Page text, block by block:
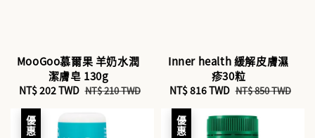
MooGoo慕爾果 羊奶水潤
潔膚皂 130g
Sale
price
NT$ 202 TWD Regular
NT$ 210 TWD
Inner health 緩解皮膚濕
疹30粒
Sale
price
NT$ 816 TWD Regular
NT$ 850 TWD
優惠 優惠